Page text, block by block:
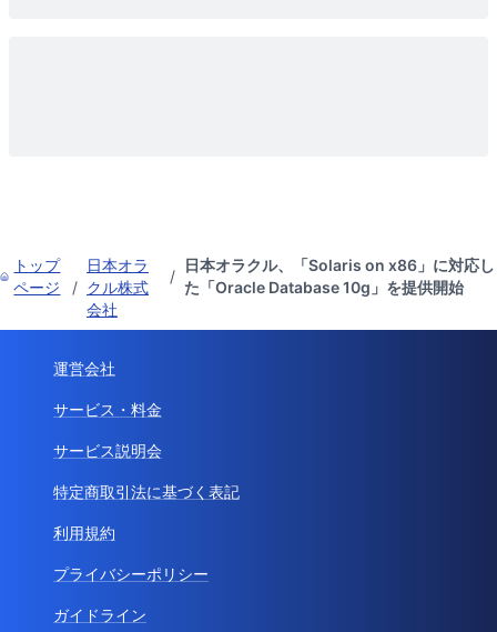
トップ
ページ
/
日本オラ
クル株式
会社
/
日本オラクル、「Solaris on x86」に対応し
た「Oracle Database 10g」を提供開始
運営会社
サービス・料金
サービス説明会
特定商取引法に基づく表記
利用規約
プライバシーポリシー
ガイドライン